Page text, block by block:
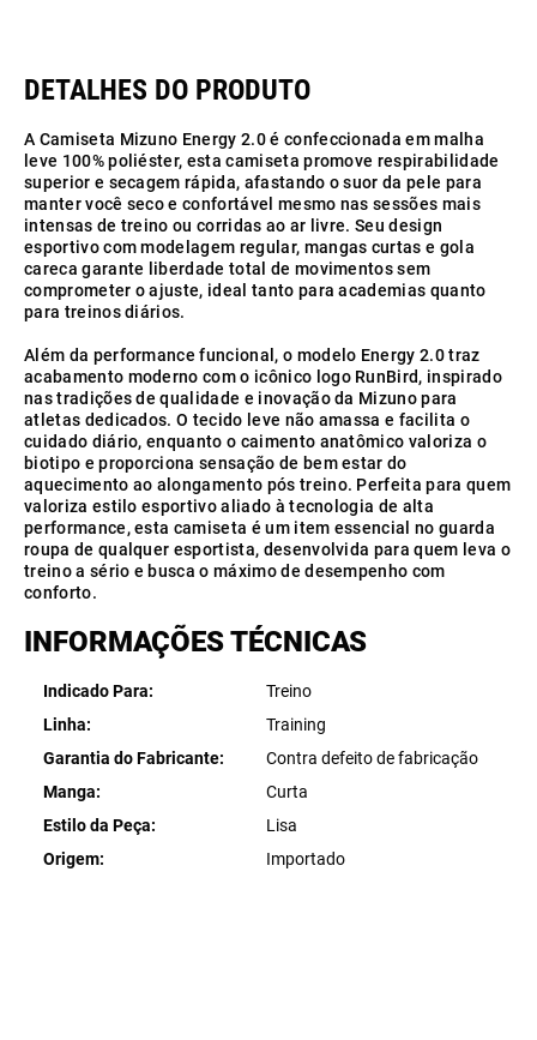
A Camiseta Mizuno Energy 2.0 é confeccionada em malha
leve 100% poliéster, esta camiseta promove respirabilidade
superior e secagem rápida, afastando o suor da pele para
manter você seco e confortável mesmo nas sessões mais
intensas de treino ou corridas ao ar livre. Seu design
esportivo com modelagem regular, mangas curtas e gola
careca garante liberdade total de movimentos sem
comprometer o ajuste, ideal tanto para academias quanto
para treinos diários.
Além da performance funcional, o modelo Energy 2.0 traz
acabamento moderno com o icônico logo RunBird, inspirado
nas tradições de qualidade e inovação da Mizuno para
atletas dedicados. O tecido leve não amassa e facilita o
cuidado diário, enquanto o caimento anatômico valoriza o
biotipo e proporciona sensação de bem estar do
aquecimento ao alongamento pós treino. Perfeita para quem
valoriza estilo esportivo aliado à tecnologia de alta
performance, esta camiseta é um item essencial no guarda
roupa de qualquer esportista, desenvolvida para quem leva o
treino a sério e busca o máximo de desempenho com
conforto.
INFORMAÇÕES TÉCNICAS
Indicado Para
Treino
Linha
Training
Garantia do Fabricante
Contra defeito de fabricação
Manga
Curta
Estilo da Peça
Lisa
Origem
Importado